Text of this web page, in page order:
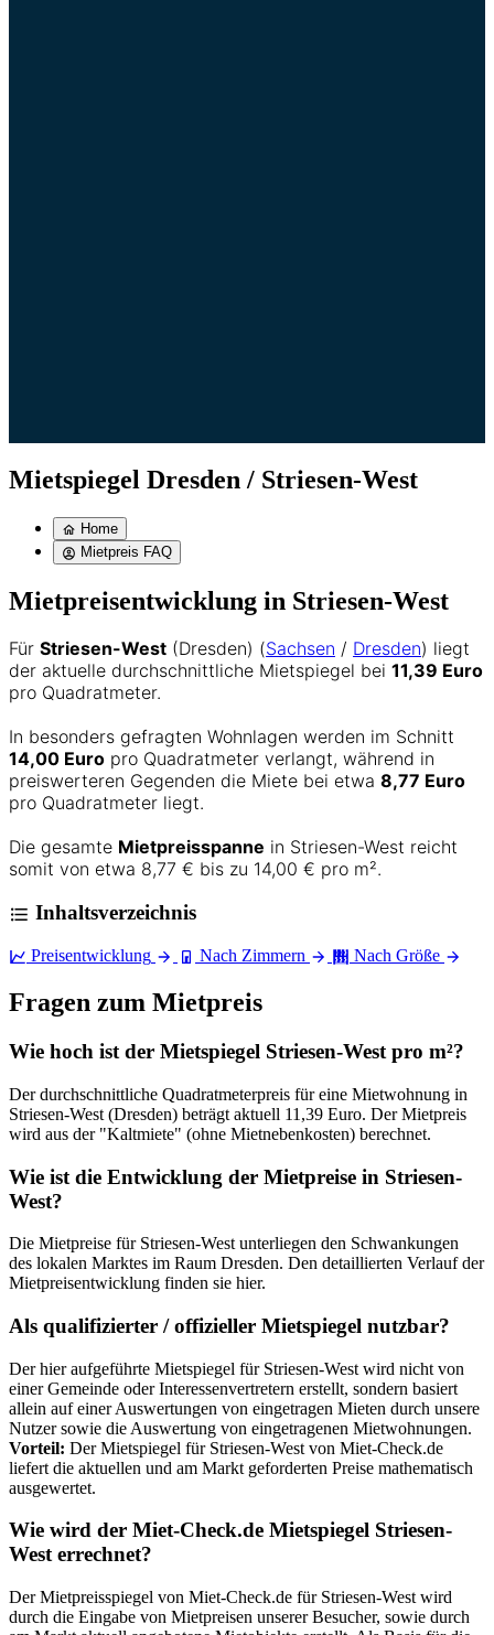
Mietspiegel Dresden / Striesen-West
Home
Mietpreis FAQ
Mietpreisentwicklung in Striesen-West
Für Striesen-West (Dresden) (Sachsen / Dresden) liegt
der aktuelle durchschnittliche Mietspiegel bei 11,39 Euro
pro Quadratmeter.
In besonders gefragten Wohnlagen werden im Schnitt
14,00 Euro pro Quadratmeter verlangt, während in
preiswerteren Gegenden die Miete bei etwa 8,77 Euro
pro Quadratmeter liegt.
Die gesamte Mietpreisspanne in Striesen-West reicht
somit von etwa 8,77 € bis zu 14,00 € pro m².
Inhaltsverzeichnis
Preisentwicklung Nach Zimmern Nach Größe
Fragen zum Mietpreis
Wie hoch ist der Mietspiegel Striesen-West pro m²?
Der durchschnittliche Quadratmeterpreis für eine Mietwohnung in
Striesen-West (Dresden) beträgt aktuell 11,39 Euro. Der Mietpreis
wird aus der "Kaltmiete" (ohne Mietnebenkosten) berechnet.
Wie ist die Entwicklung der Mietpreise in Striesen-
West?
Die Mietpreise für Striesen-West unterliegen den Schwankungen
des lokalen Marktes im Raum Dresden. Den detaillierten Verlauf der
Mietpreisentwicklung finden sie hier.
Als qualifizierter / offizieller Mietspiegel nutzbar?
Der hier aufgeführte Mietspiegel für Striesen-West wird nicht von
einer Gemeinde oder Interessenvertretern erstellt, sondern basiert
allein auf einer Auswertungen von eingetragen Mieten durch unsere
Nutzer sowie die Auswertung von eingetragenen Mietwohnungen.
Vorteil: Der Mietspiegel für Striesen-West von Miet-Check.de
liefert die aktuellen und am Markt geforderten Preise mathematisch
ausgewertet.
Wie wird der Miet-Check.de Mietspiegel Striesen-
West errechnet?
Der Mietpreisspiegel von Miet-Check.de für Striesen-West wird
durch die Eingabe von Mietpreisen unserer Besucher, sowie durch